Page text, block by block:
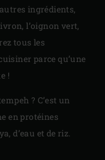
ingrédients,
l’oignon vert,
tous les
parce qu’une
!
? C’est un
en protéines
d’eau et de riz.